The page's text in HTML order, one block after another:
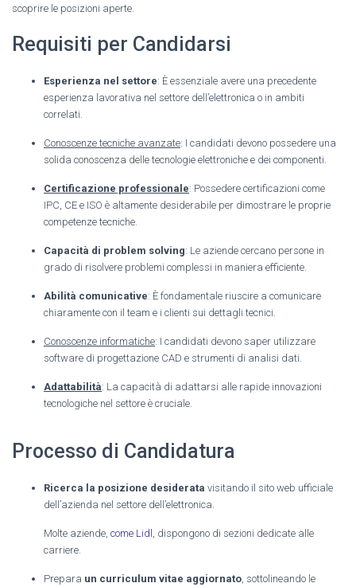
scoprire le posizioni aperte.
Requisiti per Candidarsi
Esperienza nel settore: È essenziale avere una precedente
esperienza lavorativa nel settore dell’elettronica o in ambiti
correlati.
Conoscenze tecniche avanzate: I candidati devono possedere una
solida conoscenza delle tecnologie elettroniche e dei componenti.
Certificazione professionale: Possedere certificazioni come
IPC, CE e ISO è altamente desiderabile per dimostrare le proprie
competenze tecniche.
Capacità di problem solving: Le aziende cercano persone in
grado di risolvere problemi complessi in maniera efficiente.
Abilità comunicative: È fondamentale riuscire a comunicare
chiaramente con il team e i clienti sui dettagli tecnici.
Conoscenze informatiche: I candidati devono saper utilizzare
software di progettazione CAD e strumenti di analisi dati.
Adattabilità: La capacità di adattarsi alle rapide innovazioni
tecnologiche nel settore è cruciale.
Processo di Candidatura
Ricerca la posizione desiderata visitando il sito web ufficiale
dell’azienda nel settore dell’elettronica.
Molte aziende, come Lidl
, dispongono di sezioni dedicate alle
carriere.
Prepara un curriculum vitae aggiornato , sottolineando le